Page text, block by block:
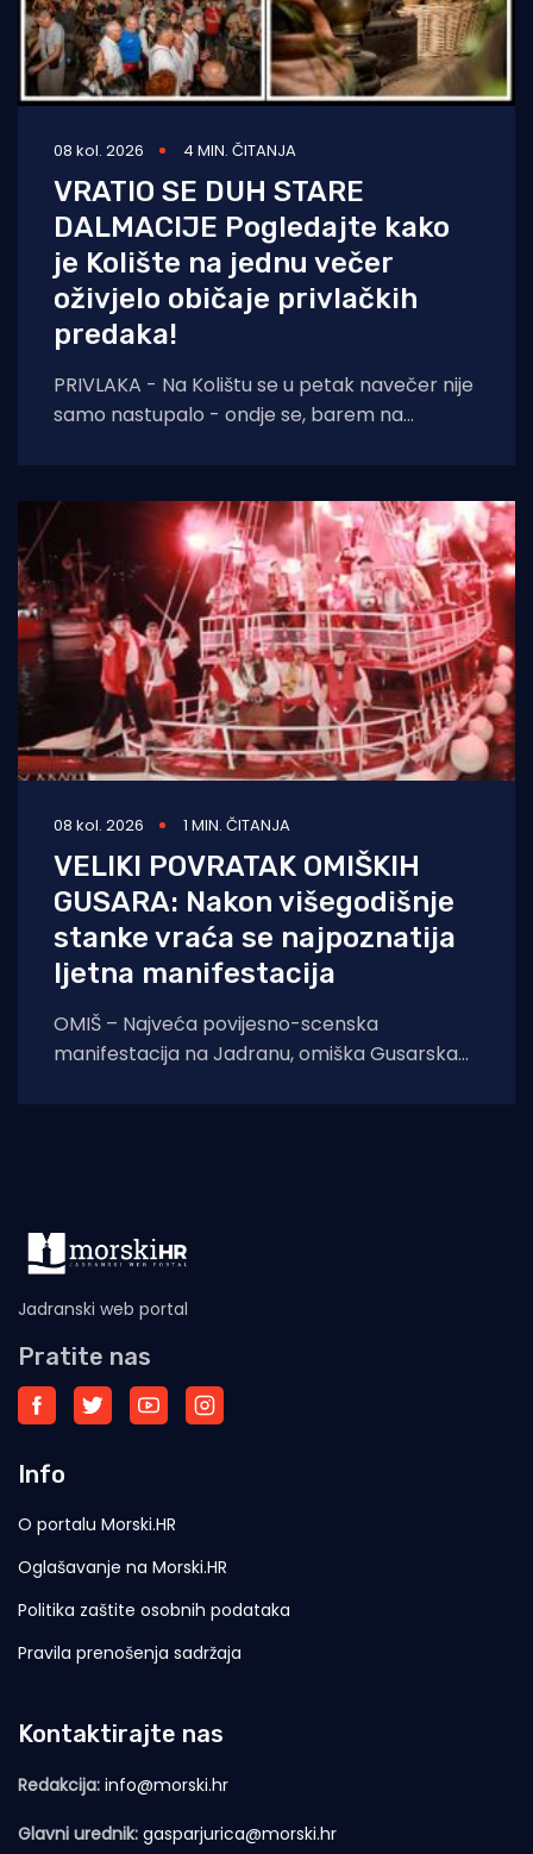
08 kol. 2026 4 MIN. ČITANJA
VRATIO SE DUH STARE
DALMACIJE Pogledajte kako
je Kolište na jednu večer
oživjelo običaje privlačkih
predaka!
PRIVLAKA - Na Kolištu se u petak navečer nije
samo nastupalo - ondje se, barem na
08 kol. 2026 1 MIN. ČITANJA
VELIKI POVRATAK OMIŠKIH
GUSARA: Nakon višegodišnje
stanke vraća se najpoznatija
ljetna manifestacija
OMIŠ – Najveća povijesno-scenska
manifestacija na Jadranu, omiška Gusarska
Jadranski web portal
Pratite nas
Info
O portalu Morski.HR
Oglašavanje na Morski.HR
Politika zaštite osobnih podataka
Pravila prenošenja sadržaja
Kontaktirajte nas
Redakcija: info@morski.hr
Glavni urednik: gasparjurica@morski.hr